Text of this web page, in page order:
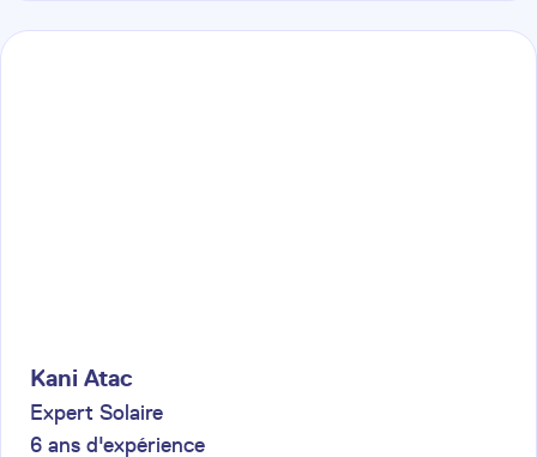
Kani Atac
Expert Solaire
6 ans d'expérience